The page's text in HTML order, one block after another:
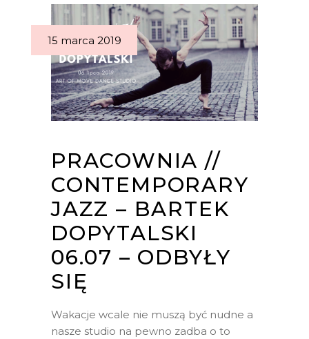
15 marca 2019
PRACOWNIA //
CONTEMPORARY
JAZZ – BARTEK
DOPYTALSKI
06.07 – ODBYŁY
SIĘ
Wakacje wcale nie muszą być nudne a
nasze studio na pewno zadba o to